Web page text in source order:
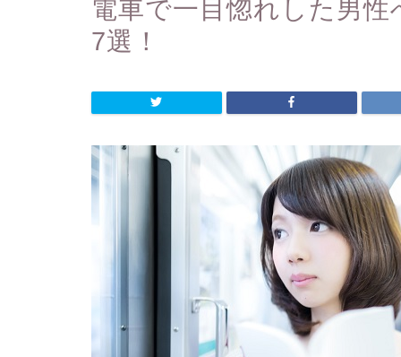
電車で一目惚れした男
7選！